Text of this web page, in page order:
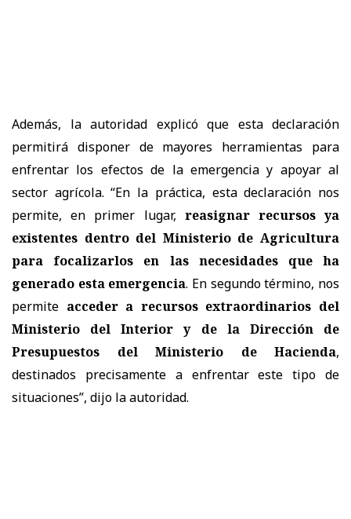
Además, la autoridad explicó que esta declaración
permitirá disponer de mayores herramientas para
enfrentar los efectos de la emergencia y apoyar al
sector agrícola. “En la práctica, esta declaración nos
permite, en primer lugar, reasignar recursos ya
existentes dentro del Ministerio de Agricultura
para focalizarlos en las necesidades que ha
generado esta emergencia. En segundo término, nos
permite acceder a recursos extraordinarios del
Ministerio del Interior y de la Dirección de
Presupuestos del Ministerio de Hacienda,
destinados precisamente a enfrentar este tipo de
situaciones”, dijo la autoridad.